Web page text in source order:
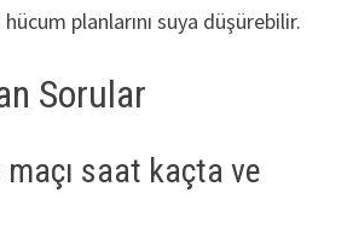
hücum planlarını suya düşürebilir.
Sorular
saat kaçta ve